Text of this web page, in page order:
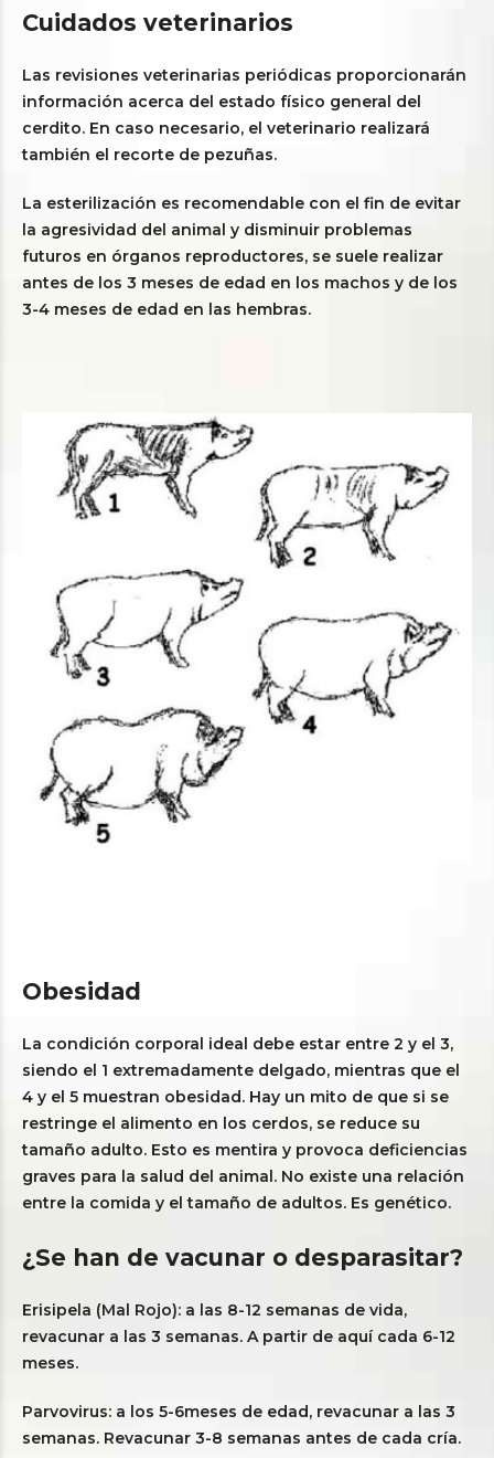
Cuidados veterinarios
Las revisiones veterinarias periódicas proporcionarán
información acerca del estado físico general del
cerdito. En caso necesario, el veterinario realizará
también el recorte de pezuñas.
La esterilización es recomendable con el fin de evitar
la agresividad del animal y disminuir problemas
futuros en órganos reproductores, se suele realizar
antes de los 3 meses de edad en los machos y de los
3-4 meses de edad en las hembras.
Obesidad
La condición corporal ideal debe estar entre 2 y el 3,
siendo el 1 extremadamente delgado, mientras que el
4 y el 5 muestran obesidad. Hay un mito de que si se
restringe el alimento en los cerdos, se reduce su
tamaño adulto. Esto es mentira y provoca deficiencias
graves para la salud del animal. No existe una relación
entre la comida y el tamaño de adultos. Es genético.
¿Se han de vacunar o desparasitar?
Erisipela (Mal Rojo): a las 8-12 semanas de vida,
revacunar a las 3 semanas. A partir de aquí cada 6-12
meses.
Parvovirus: a los 5-6meses de edad, revacunar a las 3
semanas. Revacunar 3-8 semanas antes de cada cría.